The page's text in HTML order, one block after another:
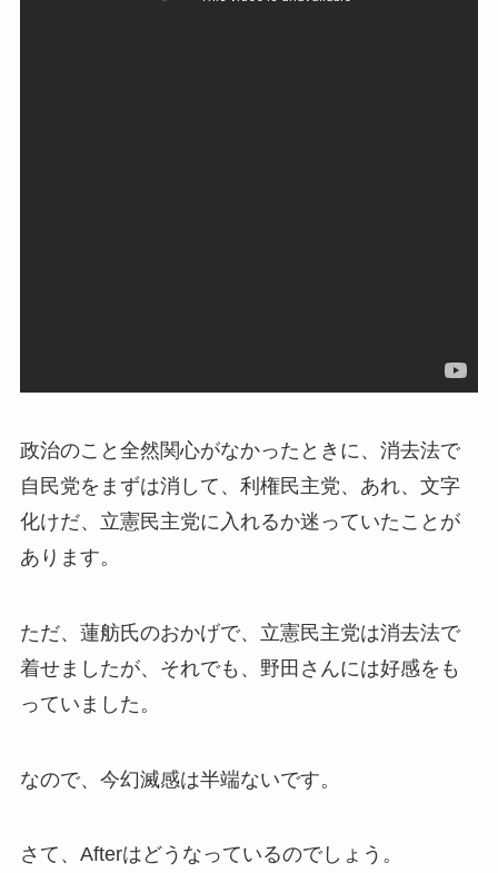
政治のこと全然関心がなかったときに、消去法で
自民党をまずは消して、利権民主党、あれ、文字
化けだ、立憲民主党に入れるか迷っていたことが
あります。
ただ、蓮舫氏のおかげで、立憲民主党は消去法で
着せましたが、それでも、野田さんには好感をも
っていました。
なので、今幻滅感は半端ないです。
さて、Afterはどうなっているのでしょう。